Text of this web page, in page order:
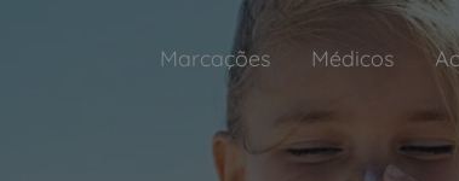
Marcações Médicos